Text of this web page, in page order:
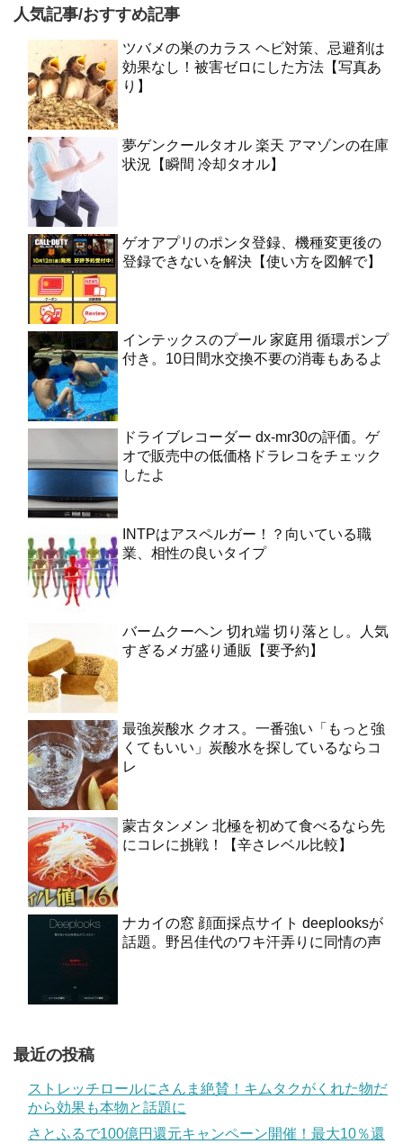
人気記事/おすすめ記事
ツバメの巣のカラス ヘビ対策、忌避剤は
効果なし！被害ゼロにした方法【写真あ
り】
夢ゲンクールタオル 楽天 アマゾンの在庫
状況【瞬間 冷却タオル】
ゲオアプリのポンタ登録、機種変更後の
登録できないを解決【使い方を図解で】
インテックスのプール 家庭用 循環ポンプ
付き。10日間水交換不要の消毒もあるよ
ドライブレコーダー dx-mr30の評価。ゲ
オで販売中の低価格ドラレコをチェック
したよ
INTPはアスペルガー！？向いている職
業、相性の良いタイプ
バームクーヘン 切れ端 切り落とし。人気
すぎるメガ盛り通販【要予約】
最強炭酸水 クオス。一番強い「もっと強
くてもいい」炭酸水を探しているならコ
レ
蒙古タンメン 北極を初めて食べるなら先
にコレに挑戦！【辛さレベル比較】
ナカイの窓 顔面採点サイト deeplooksが
話題。野呂佳代のワキ汗弄りに同情の声
最近の投稿
ストレッチロールにさんま絶賛！キムタクがくれた物だ
から効果も本物と話題に
さとふるで100億円還元キャンペーン開催！最大10％還